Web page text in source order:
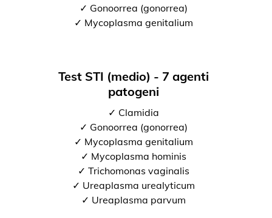
✓ Gonoorrea (gonorrea)
✓ Mycoplasma genitalium
Test STI (medio) - 7 agenti
patogeni
✓ Clamidia
✓ Gonoorrea (gonorrea)
✓ Mycoplasma genitalium
✓ Mycoplasma hominis
✓ Trichomonas vaginalis
✓ Ureaplasma urealyticum
✓ Ureaplasma parvum